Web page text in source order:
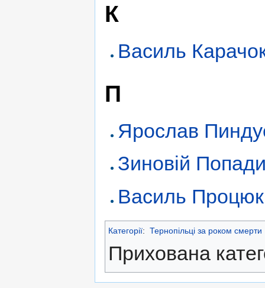
К
Василь
П
Ярослав
Зиновій
Василь Процюк
Категорії: Тернопільці за роком смерти
Прихована